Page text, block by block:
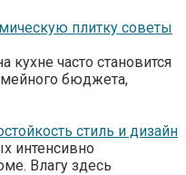
плитку советы
кухне часто становится
бюджета,
стиль и дизайн
интенсивно
Влагу здесь